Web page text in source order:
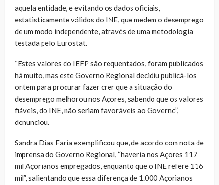
aquela entidade, e evitando os dados oficiais,
estatisticamente válidos do INE, que medem o desemprego
de um modo independente, através de uma metodologia
testada pelo Eurostat.
“Estes valores do IEFP são requentados, foram publicados
há muito, mas este Governo Regional decidiu publicá-los
ontem para procurar fazer crer que a situação do
desemprego melhorou nos Açores, sabendo que os valores
fiáveis, do INE, não seriam favoráveis ao Governo”,
denunciou.
Sandra Dias Faria exemplificou que, de acordo com nota de
imprensa do Governo Regional, “haveria nos Açores 117
mil Açorianos empregados, enquanto que o INE refere 116
mil”, salientando que essa diferença de 1.000 Açorianos